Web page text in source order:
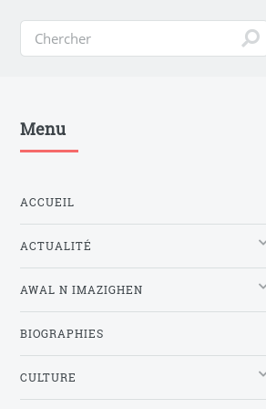
Menu
ACCUEIL
ACTUALITÉ
AWAL N IMAZIGHEN
BIOGRAPHIES
CULTURE